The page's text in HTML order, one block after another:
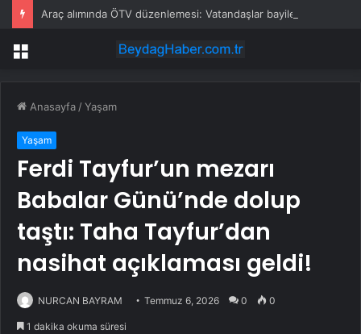
Menü
Anasayfa /Yaşam
Yaşam
Ferdi Tayfur’un mezarı
Babalar Günü’nde dolup
taştı: Taha Tayfur’dan
nasihat açıklaması geldi!
NURCAN BAYRAM Temmuz 6, 2026 0 0
1 dakika okuma süresi